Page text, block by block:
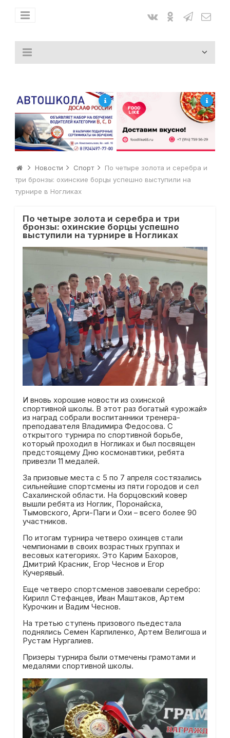
Новости Спорт
По четыре золота и серебра и
три бронзы: охинские борцы успешно выступили на
турнире в Ногликах
По четыре золота и серебра и три
бронзы: охинские борцы успешно
выступили на турнире в Ногликах
И вновь хорошие новости из охинской
спортивной школы. В этот раз богатый «урожай»
из наград собрали воспитанники тренера-
преподавателя Владимира Федосова. С
открытого турнира по спортивной борьбе,
который проходил в Ногликах и был посвящен
предстоящему Дню космонавтики, ребята
привезли 11 медалей.
За призовые места с 5 по 7 апреля состязались
сильнейшие спортсмены из пяти городов и сел
Сахалинской области. На борцовский ковер
вышли ребята из Ноглик, Поронайска,
Тымовского, Арги-Паги и Охи – всего более 90
участников.
По итогам турнира четверо охинцев стали
чемпионами в своих возрастных группах и
весовых категориях. Это Карим Бахоров,
Дмитрий Красник, Егор Чеснов и Егор
Кучерявый.
Еще четверо спортсменов завоевали серебро:
Кирилл Стефанцев, Иван Маштаков, Артем
Курочкин и Вадим Чеснов.
На третью ступень призового пьедестала
поднялись Семен Карпиленко, Артем Велигоша и
Рустам Нургалиев.
Призеры турнира были отмечены грамотами и
медалями спортивной школы.